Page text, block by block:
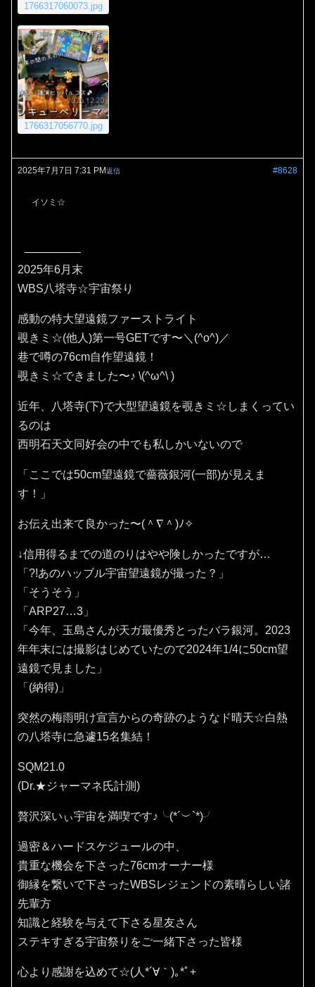
1766317060073.jpg
1766317056770.jpg
2025年7月7日 7:31 PM #8628
返信
イソミ☆
2025年6月末
WBS八塔寺☆宇宙祭り
感動の特大望遠鏡ファーストライト
覗きミ☆(他人)第一号GETです〜＼(^o^)／
巷で噂の76cm自作望遠鏡！
覗きミ☆できました〜♪⁠ ⁠\⁠(⁠^⁠ω⁠^⁠\⁠ ⁠)
近年、八塔寺(下)で大型望遠鏡を覗きミ☆しまくってい
るのは
西明石天文同好会の中でも私しかいないので
「ここでは50cm望遠鏡で薔薇銀河(一部)が見えま
す！」
お伝え出来て良かった〜(⁠＾⁠∇⁠＾⁠)⁠ﾉ⁠✧⁠
↓信用得るまでの道のりはやや険しかったですが…
「?!あのハッブル宇宙望遠鏡が撮った？」
「そうそう」
「ARP27…3」
「今年、玉島さんが天ガ最優秀とったバラ銀河。2023
年年末には撮影はじめていたので2024年1/4に50cm望
遠鏡で見ました」
「(納得)」
突然の梅雨明け宣言からの奇跡のようなド晴天☆白熱
の八塔寺に急遽15名集結！
SQM21.0
(Dr.★ジャーマネ氏計測)
贅沢深いぃ宇宙を満喫です♪⁠╰⁠(⁠*⁠´⁠︶⁠`⁠*⁠)⁠╯
過密＆ハードスケジュールの中、
貴重な機会を下さった76cmオーナー様
御縁を繋いで下さったWBSレジェンドの素晴らしい諸
先輩方
知識と経験を与えて下さる星友さん
ステキすぎる宇宙祭りをご一緒下さった皆様
心より感謝を込めて☆(⁠人⁠*⁠´⁠∀⁠｀⁠)⁠｡⁠*ﾟ⁠+